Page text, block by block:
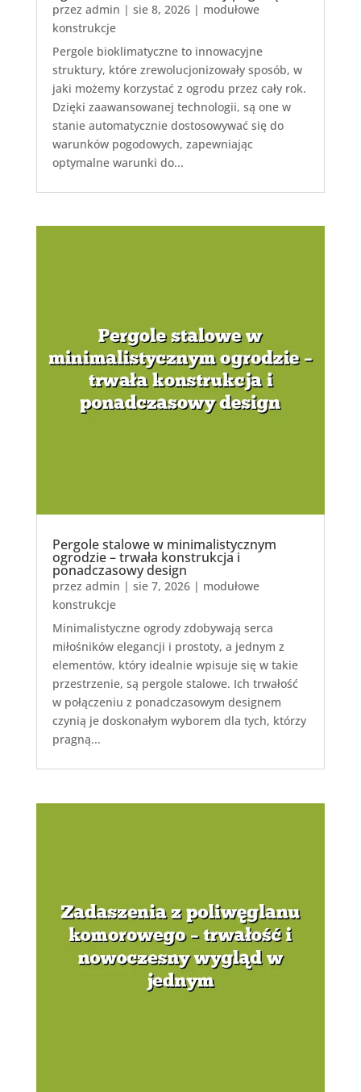
przez admin | sie 8, 2026| modułowe
konstrukcje
Pergole bioklimatyczne to innowacyjne
struktury, które zrewolucjonizowały sposób, w
jaki możemy korzystać z ogrodu przez cały rok.
Dzięki zaawansowanej technologii, są one w
stanie automatycznie dostosowywać się do
warunków pogodowych, zapewniając
optymalne warunki do...
Pergole stalowe w minimalistycznym
ogrodzie – trwała konstrukcja i
ponadczasowy design
przez admin | sie 7, 2026| modułowe
konstrukcje
Minimalistyczne ogrody zdobywają serca
miłośników elegancji i prostoty, a jednym z
elementów, który idealnie wpisuje się w takie
przestrzenie, są pergole stalowe. Ich trwałość
w połączeniu z ponadczasowym designem
czynią je doskonałym wyborem dla tych, którzy
pragną...